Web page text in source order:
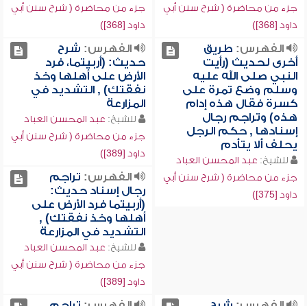
جزء من محاضرة ( شرح سنن أبي
داود [368])
جزء من محاضرة ( شرح سنن أبي
داود [368])
الفهرس: طريق
أخرى لحديث (رأيت
النبي صلى الله عليه
وسلم وضع تمرة على
كسرة فقال هذه إدام
هذه) وتراجم رجال
إسنادها , حكم الرجل
يحلف ألا يتأدم
للشيخ: عبد المحسن العباد
جزء من محاضرة ( شرح سنن أبي
داود [375])
الفهرس: شرح
حديث: (أربيتما، فرد
الأرض على أهلها وخذ
نفقتك) , التشديد في
المزارعة
للشيخ: عبد المحسن العباد
جزء من محاضرة ( شرح سنن أبي
داود [389])
الفهرس: تراجم
رجال إسناد حديث:
(أربيتما فرد الأرض على
أهلها وخذ نفقتك) ,
التشديد في المزارعة
للشيخ: عبد المحسن العباد
جزء من محاضرة ( شرح سنن أبي
داود [389])